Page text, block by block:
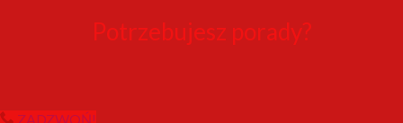
Potrzebujesz porady?
ZADZWOŃ!